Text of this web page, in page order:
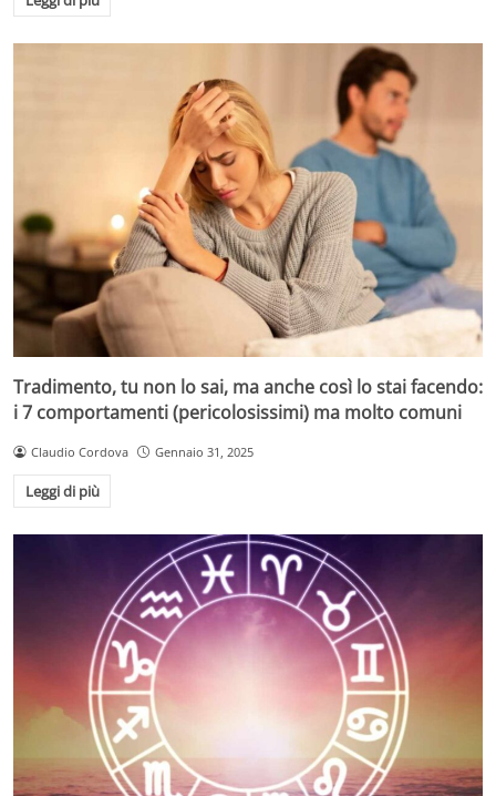
Tradimento, tu non lo sai, ma anche così lo stai facendo:
i 7 comportamenti (pericolosissimi) ma molto comuni
Claudio Cordova Gennaio 31, 2025
Leggi di più